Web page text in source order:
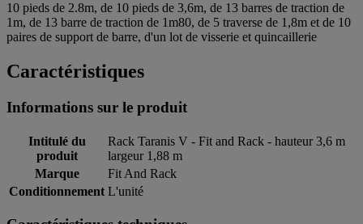
10 pieds de 2.8m, de 10 pieds de 3,6m, de 13 barres de traction de
1m, de 13 barre de traction de 1m80, de 5 traverse de 1,8m et de 10
paires de support de barre, d'un lot de visserie et quincaillerie
Caractéristiques
Informations sur le produit
Intitulé du
produit
Rack Taranis V - Fit and Rack - hauteur 3,6 m
largeur 1,88 m
Marque
Fit And Rack
Conditionnement L'unité